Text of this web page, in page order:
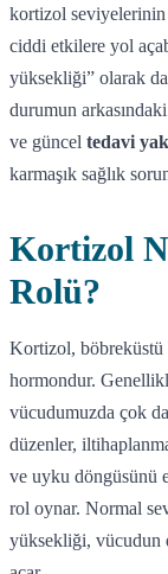
kortizol seviyelerinin
ciddi etkilere yol
yüksekliği” olarak
durumun arkasındaki
ve güncel tedavi
karmaşık sağlık
Kortizol
Rolü?
Kortizol, böbreküstü
hormondur.
vücudumuzda çok
düzenler,
ve uyku döngüsünü
rol oynar. Normal
yüksekliği, vücudun